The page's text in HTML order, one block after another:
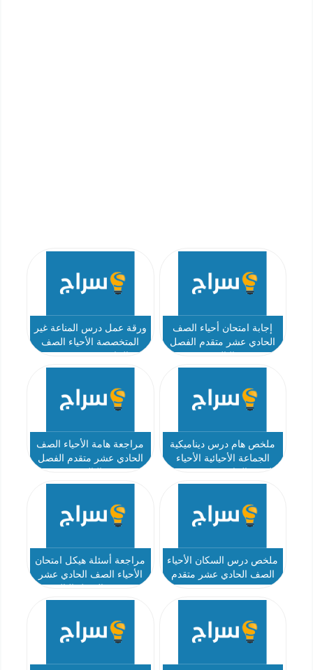
إجابة امتحان أحياء الصف
الحادي عشر متقدم الفصل
ورقة عمل درس المناعة غير
المتخصصة الأحياء الصف
ملخص هام درس ديناميكية
الجماعة الأحيائية الأحياء
مراجعة هامة الأحياء الصف
الحادي عشر متقدم الفصل
ملخص درس السكان الأحياء
الصف الحادي عشر متقدم
مراجعة أسئلة هيكل امتحان
الأحياء الصف الحادي عشر